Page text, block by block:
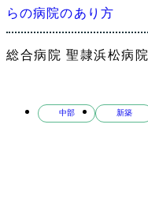
らの病院のあり方
総合病院 聖隷浜松病院
中部 新築